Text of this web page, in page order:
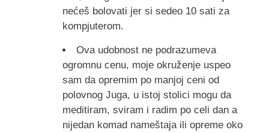
nećeš bolovati jer si sedeo 10 sati za
kompjuterom.
Ova udobnost ne podrazumeva
ogromnu cenu, moje okruženje uspeo
sam da opremim po manjoj ceni od
polovnog Juga, u istoj stolici mogu da
meditiram, sviram i radim po celi dan a
nijedan komad nameštaja ili opreme oko